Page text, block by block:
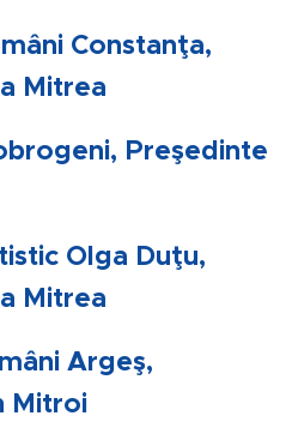
Constanţa,
Mitrea
Preşedinte
Olga Duţu,
Mitrea
Argeş,
Mitroi